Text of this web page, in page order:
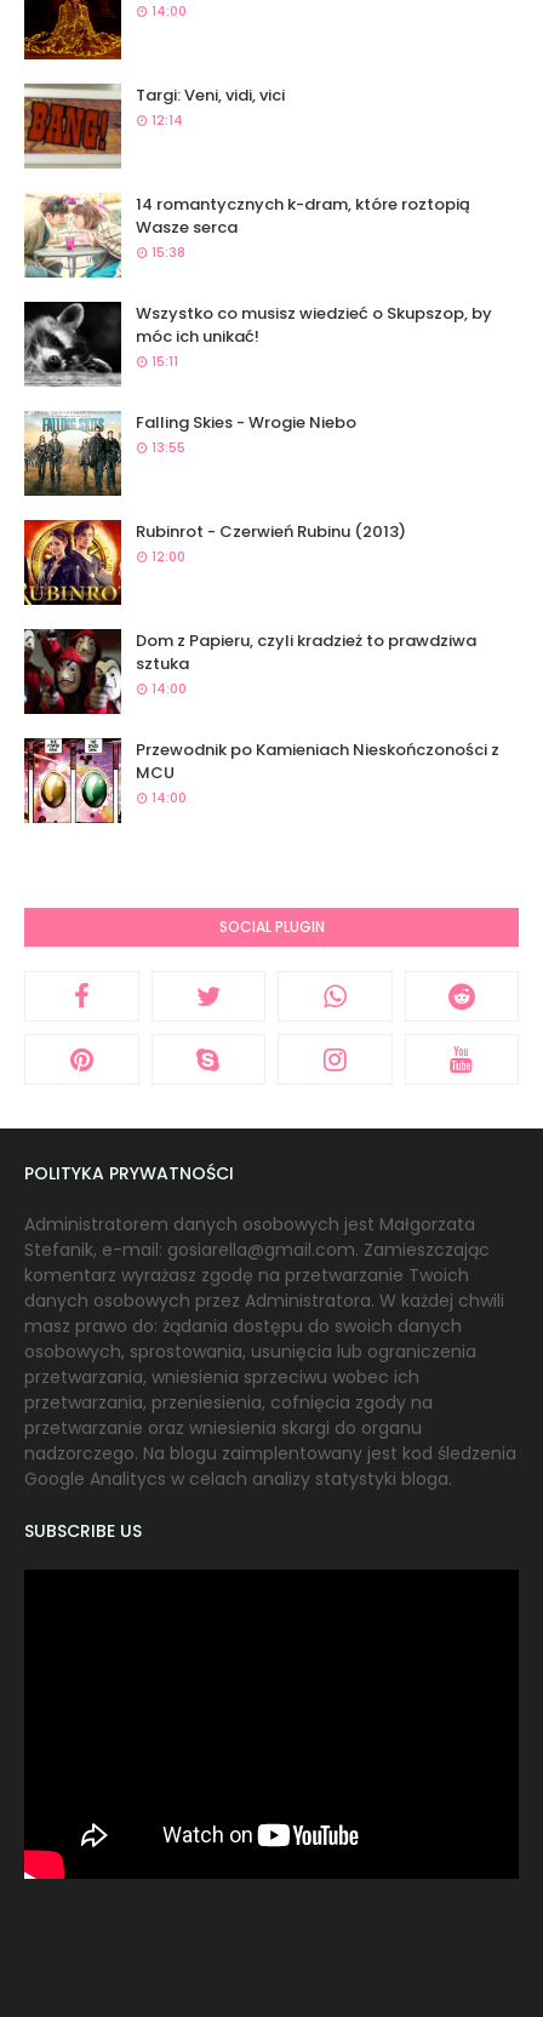
14:00
Targi: Veni, vidi, vici
12:14
14 romantycznych k-dram, które roztopią
Wasze serca
15:38
Wszystko co musisz wiedzieć o Skupszop, by
móc ich unikać!
15:11
Falling Skies - Wrogie Niebo
13:55
Rubinrot - Czerwień Rubinu (2013)
12:00
Dom z Papieru, czyli kradzież to prawdziwa
sztuka
14:00
Przewodnik po Kamieniach Nieskończoności z
MCU
14:00
SOCIAL PLUGIN
POLITYKA PRYWATNOŚCI
Administratorem danych osobowych jest Małgorzata
Stefanik, e-mail: gosiarella@gmail.com. Zamieszczając
komentarz wyrażasz zgodę na przetwarzanie Twoich
danych osobowych przez Administratora. W każdej chwili
masz prawo do: żądania dostępu do swoich danych
osobowych, sprostowania, usunięcia lub ograniczenia
przetwarzania, wniesienia sprzeciwu wobec ich
przetwarzania, przeniesienia, cofnięcia zgody na
przetwarzanie oraz wniesienia skargi do organu
nadzorczego. Na blogu zaimplentowany jest kod śledzenia
Google Analitycs w celach analizy statystyki bloga.
SUBSCRIBE US